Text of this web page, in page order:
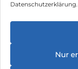
Datenschutzerklärung.
Nur